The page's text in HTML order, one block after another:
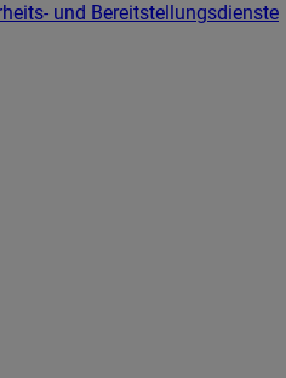
und Bereitstellungsdienste